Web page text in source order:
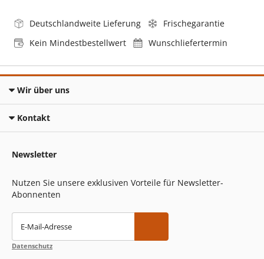
Deutschlandweite Lieferung
Frischegarantie
Kein Mindestbestellwert
Wunschliefertermin
Wir über uns
Kontakt
Newsletter
Nutzen Sie unsere exklusiven Vorteile für Newsletter-
Abonnenten
E-Mail-Adresse
Datenschutz